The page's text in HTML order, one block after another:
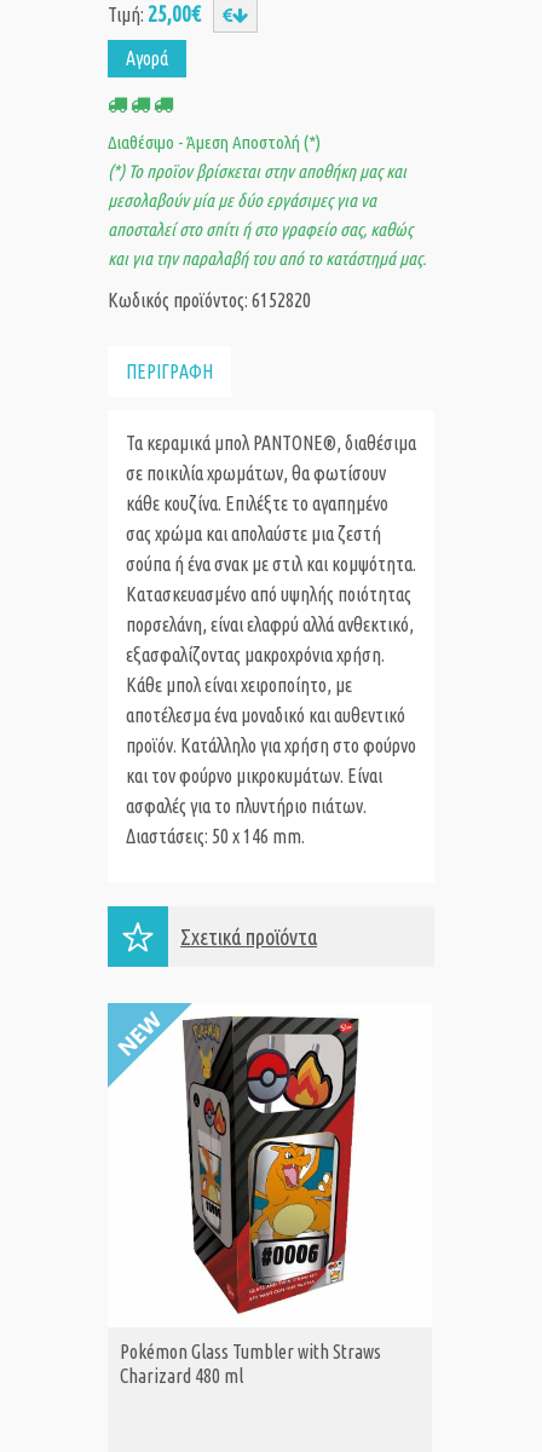
Τιμή: 25,00€
Αγορά
Διαθέσιμο - Άμεση Αποστολή (*)
(*) Το προϊον βρίσκεται στην αποθήκη μας και
μεσολαβούν μία με δύο εργάσιμες για να
αποσταλεί στο σπίτι ή στο γραφείο σας, καθώς
και για την παραλαβή του από το κατάστημά μας.
Κωδικός προϊόντος: 6152820
ΠΕΡΙΓΡΑΦΗ
Τα κεραμικά μπολ PANTONE®, διαθέσιμα
σε ποικιλία χρωμάτων, θα φωτίσουν
κάθε κουζίνα. Επιλέξτε το αγαπημένο
σας χρώμα και απολαύστε μια ζεστή
σούπα ή ένα σνακ με στιλ και κομψότητα.
Κατασκευασμένο από υψηλής ποιότητας
πορσελάνη, είναι ελαφρύ αλλά ανθεκτικό,
εξασφαλίζοντας μακροχρόνια χρήση.
Κάθε μπολ είναι χειροποίητο, με
αποτέλεσμα ένα μοναδικό και αυθεντικό
προϊόν. Κατάλληλο για χρήση στο φούρνο
και τον φούρνο μικροκυμάτων. Είναι
ασφαλές για το πλυντήριο πιάτων.
Διαστάσεις: 50 x 146 mm.
Σχετικά προϊόντα
ΑΓΟΡΑ
Pokémon Glass Tumbler with Straws
Charizard 480 ml